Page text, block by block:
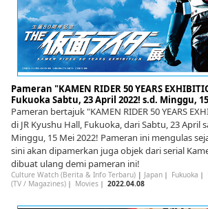
Bahasa Indonesia
Pameran "KAMEN RIDER 50 YEARS
Fukuoka Sabtu, 23 April 2022! s.d. Minggu,
Pameran bertajuk "KAMEN RIDER 50 YEARS
di JR Kyushu Hall, Fukuoka, dari Sabtu, 23 April
Minggu, 15 Mei 2022! Pameran ini mengulas
sini akan dipamerkan juga objek dari serial
dibuat ulang demi pameran ini!
Culture Watch (Berita & Info Terbaru)| Japan｜ Fukuoka ｜
(TV / Magazines)｜ Movies｜ 2022.04.08